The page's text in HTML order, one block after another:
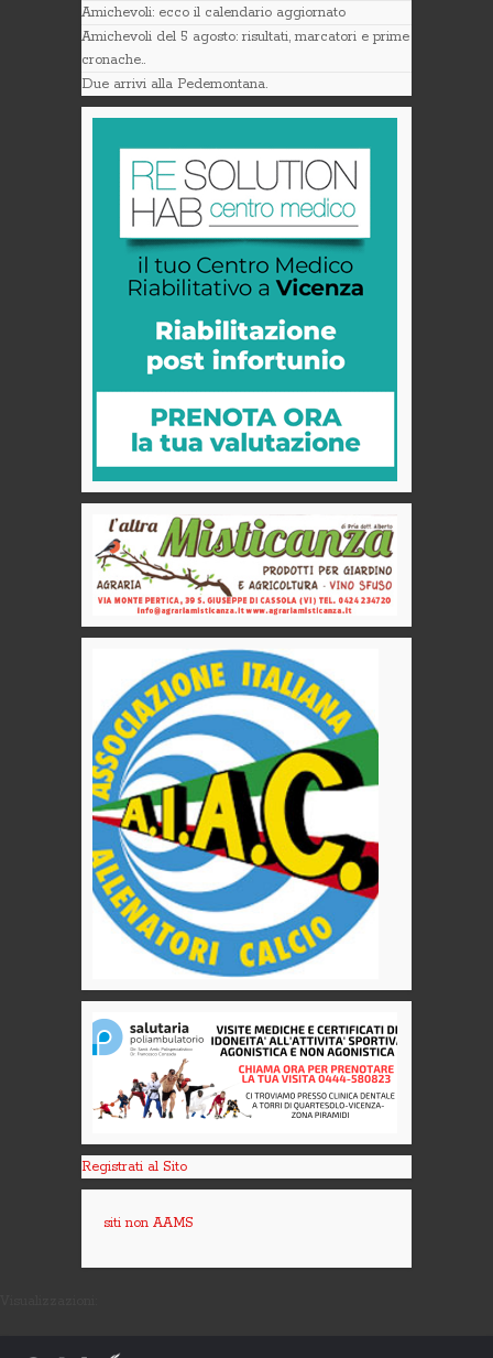
Amichevoli: ecco il calendario aggiornato
Amichevoli del 5 agosto: risultati, marcatori e prime
cronache..
Due arrivi alla Pedemontana.
Registrati al Sito
siti non AAMS